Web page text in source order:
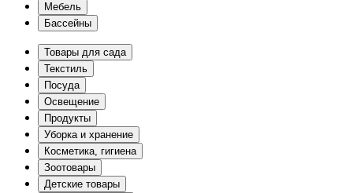
Мебель
Бассейны
Товары для сада
Текстиль
Посуда
Освещение
Продукты
Уборка и хранение
Косметика, гигиена
Зоотовары
Детские товары